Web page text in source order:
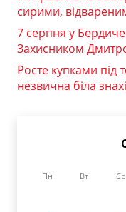
сирими,
7 серпня у
Захисником
Росте купками під
незвична біла
Пн Вт Ср